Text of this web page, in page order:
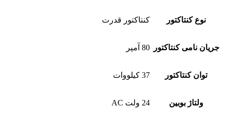
نوع کنتاکتور کنتاکتور قدرت
جریان نامی کنتاکتور 80 آمپر
توان کنتاکتور 37 کیلووات
ولتاژ بوبین 24 ولت AC